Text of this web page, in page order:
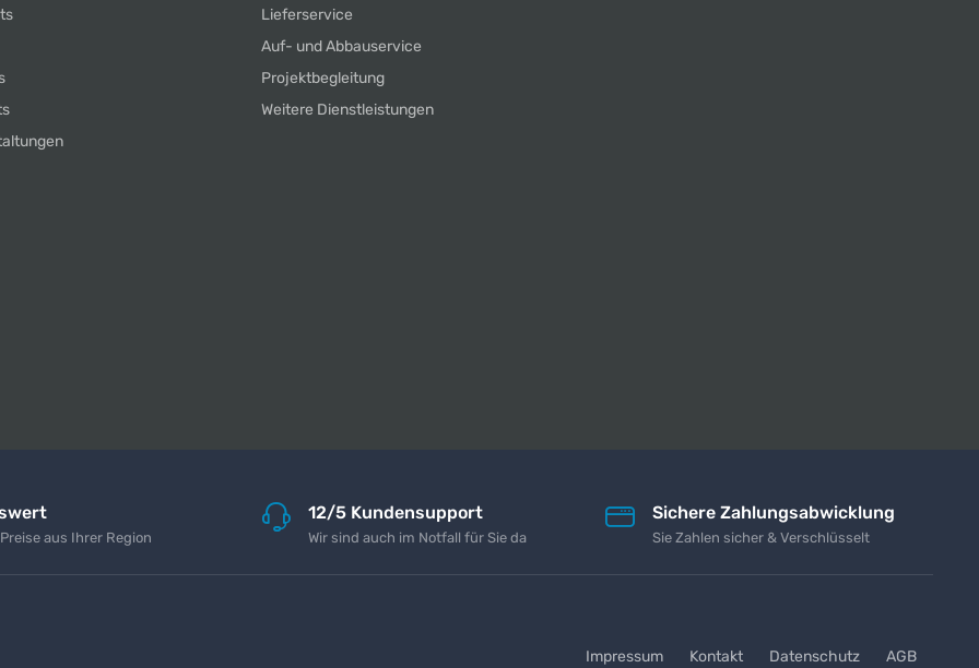
Lieferservice
Auf- und Abbauservice
Projektbegleitung
Weitere Dienstleistungen
aus Ihrer Region
12/5 Kundensupport
Wir sind auch im Notfall für Sie da
Sichere Zahlungsabwicklung
Sie Zahlen sicher & Verschlüsselt
Impressum Kontakt Datenschutz AGB